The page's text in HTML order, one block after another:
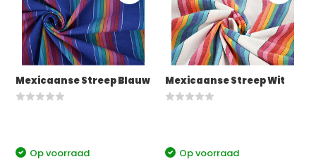
Mexicaanse Streep Blauw
Op voorraad
Mexicaanse Streep Wit
Op voorraad